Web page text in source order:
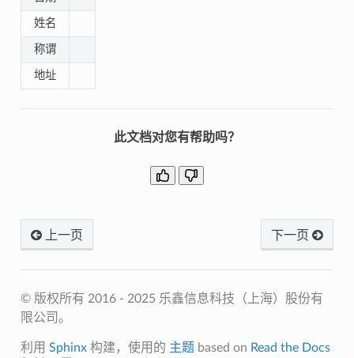
姓名
称谓
地址
此文档对您有帮助吗？
上一页 下一页
© 版权所有 2016 - 2025 乐鑫信息科技（上海）股份有
限公司。
利用 Sphinx构建，使用的 主题 based on Read the Docs